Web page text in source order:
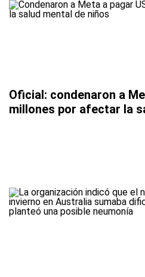
Oficial: condenaron a
millones por afectar la